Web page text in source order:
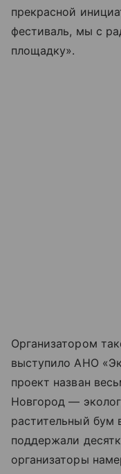
прекрасной
фестиваль, мы с
площадку».
Организатором
выступило АНО
проект назван
Новгород —
растительный бум
поддержали
организаторы